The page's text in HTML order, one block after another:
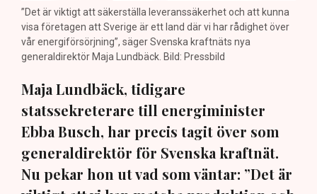
”Det är viktigt att säkerställa leveranssäkerhet och att kunna
visa företagen att Sverige är ett land där vi har rådighet över
vår energiförsörjning”, säger Svenska kraftnäts nya
generaldirektör Maja Lundbäck. Bild: Pressbild
Maja Lundbäck, tidigare
statssekreterare till energiminister
Ebba Busch, har precis tagit över som
generaldirektör för Svenska kraftnät.
Nu pekar hon ut vad som väntar: ”Det är